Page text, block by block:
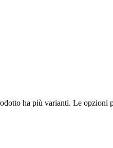
ha più varianti. Le opzioni